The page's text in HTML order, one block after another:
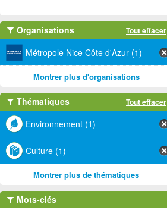
Organisations Tout effacer
Métropole Nice Côte d'Azur (1)
Montrer plus d'organisations
Thématiques Tout effacer
Environnement (1)
Culture (1)
Montrer plus de thématiques
Mots-clés